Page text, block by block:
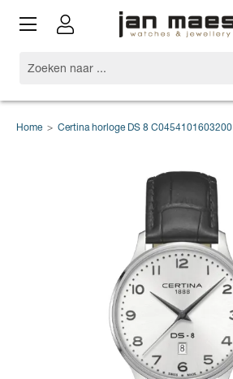
Home > Certina horloge DS 8 C0454101603200